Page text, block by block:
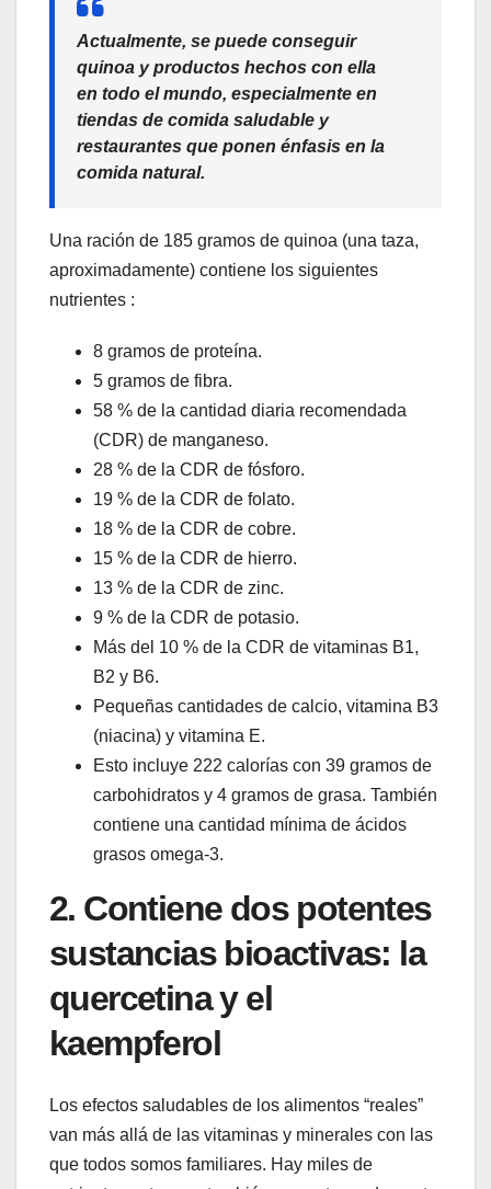
Actualmente, se puede conseguir
quinoa y productos hechos con ella
en todo el mundo, especialmente en
tiendas de comida saludable y
restaurantes que ponen énfasis en la
comida natural.
Una ración de 185 gramos de quinoa (una taza,
aproximadamente) contiene los siguientes
nutrientes :
8 gramos de proteína.
5 gramos de fibra.
58 % de la cantidad diaria recomendada
(CDR) de manganeso.
28 % de la CDR de fósforo.
19 % de la CDR de folato.
18 % de la CDR de cobre.
15 % de la CDR de hierro.
13 % de la CDR de zinc.
9 % de la CDR de potasio.
Más del 10 % de la CDR de vitaminas B1,
B2 y B6.
Pequeñas cantidades de calcio, vitamina B3
(niacina) y vitamina E.
Esto incluye 222 calorías con 39 gramos de
carbohidratos y 4 gramos de grasa. También
contiene una cantidad mínima de ácidos
grasos omega-3.
2. Contiene dos potentes
sustancias bioactivas: la
quercetina y el
kaempferol
Los efectos saludables de los alimentos “reales”
van más allá de las vitaminas y minerales con las
que todos somos familiares. Hay miles de